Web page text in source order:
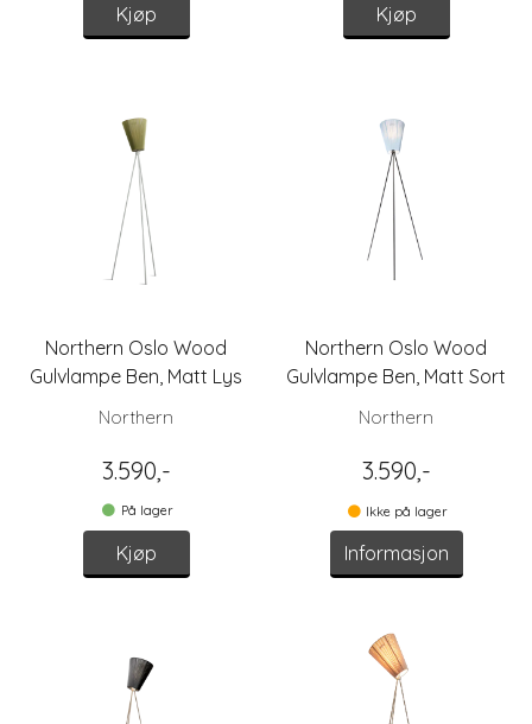
Kjøp Kjøp
Northern Oslo Wood
Gulvlampe Ben, Matt Lys
Grå
Northern
3.590,-
På lager
Kjøp
Northern Oslo Wood
Gulvlampe Ben, Matt Sort
Northern
3.590,-
Ikke på lager
Informasjon